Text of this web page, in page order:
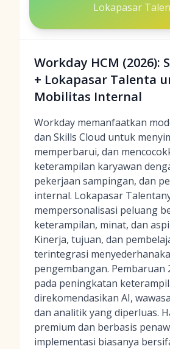
Lokapasar
Workday HCM (2026):
+ Lokapasar Talenta
Mobilitas Internal
Workday memanfaatkan
dan Skills Cloud untuk
memperbarui, dan
keterampilan karyawan
pekerjaan sampingan, dan
internal. Lokapasar
mempersonalisasi peluang
keterampilan, minat, dan
Kinerja, tujuan, dan
terintegrasi
pengembangan. Pembaruan
pada peningkatan
direkomendasikan AI,
dan analitik yang diperluas.
premium dan berbasis
implementasi biasanya